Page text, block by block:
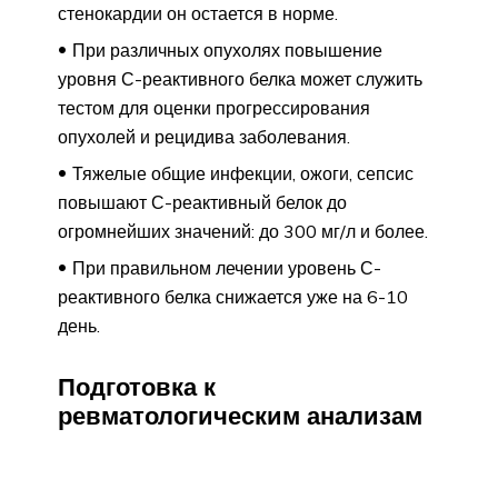
стенокардии он остается в норме.
При различных опухолях повышение
уровня С-реактивного белка может служить
тестом для оценки прогрессирования
опухолей и рецидива заболевания.
Тяжелые общие инфекции, ожоги, сепсис
повышают С-реактивный белок до
огромнейших значений: до 300 мг/л и более.
При правильном лечении уровень С-
реактивного белка снижается уже на 6-10
день.
Подготовка к
ревматологическим анализам